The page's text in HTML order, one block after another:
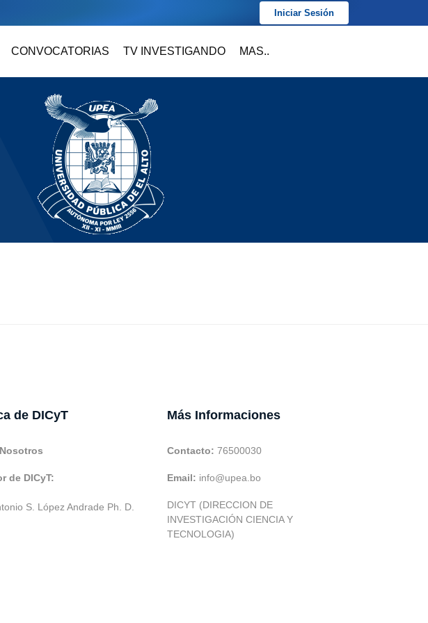
Iniciar Sesión
CONVOCATORIAS TV INVESTIGANDO MAS..
de DICyT
de DICyT:
S. López Andrade Ph. D.
Más Informaciones
Contacto: 76500030
Email: info@upea.bo
DICYT (DIRECCION DE
INVESTIGACIÓN CIENCIA Y
TECNOLOGIA)